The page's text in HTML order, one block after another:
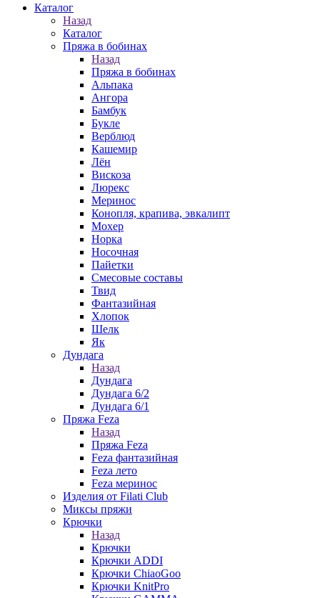
Каталог
Назад
Каталог
Пряжа в бобинах
Назад
Пряжа в бобинах
Альпака
Ангора
Бамбук
Букле
Верблюд
Кашемир
Лён
Вискоза
Люрекс
Меринос
Конопля, крапива, эвкалипт
Мохер
Норка
Носочная
Пайетки
Смесовые составы
Твид
Фантазийная
Хлопок
Шелк
Як
Дундага
Назад
Дундага
Дундага 6/2
Дундага 6/1
Пряжа Feza
Назад
Пряжа Feza
Feza фантазийная
Feza лето
Feza меринос
Изделия от Filati Club
Миксы пряжи
Крючки
Назад
Крючки
Крючки ADDI
Крючки ChiaoGoo
Крючки KnitPro